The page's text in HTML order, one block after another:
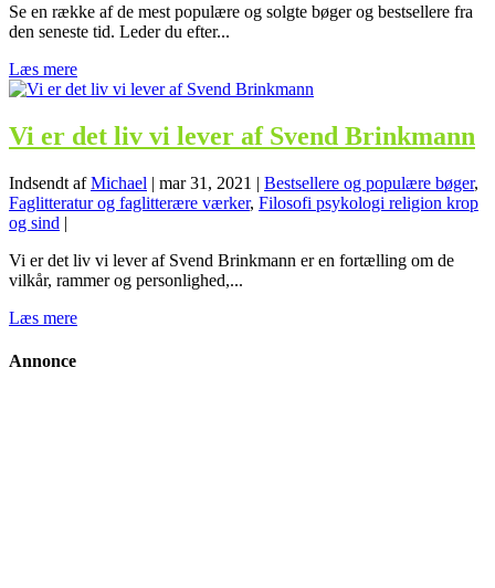
Se en række af de mest populære og solgte bøger og bestsellere fra
den seneste tid. Leder du efter...
Læs mere
Vi er det liv vi lever af Svend Brinkmann
Indsendt afMichael | mar 31, 2021 | Bestsellere og populære bøger,
Faglitteratur og faglitterære værker, Filosofi psykologi religion krop
og sind |
Vi er det liv vi lever af Svend Brinkmann er en fortælling om de
vilkår, rammer og personlighed,...
Læs mere
Annonce